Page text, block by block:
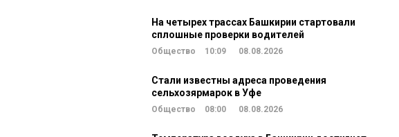
На четырех трассах Башкирии стартовали
сплошные проверки водителей
Общество 10:09 08.08.2026
Стали известны адреса проведения
сельхозярмарок в Уфе
Общество 08:00 08.08.2026